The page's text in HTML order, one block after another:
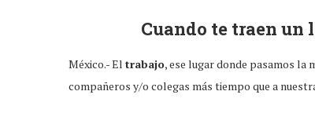
Cuando te traen
México.- El trabajo, ese lugar donde pasamos la
compañeros y/o colegas más tiempo que a